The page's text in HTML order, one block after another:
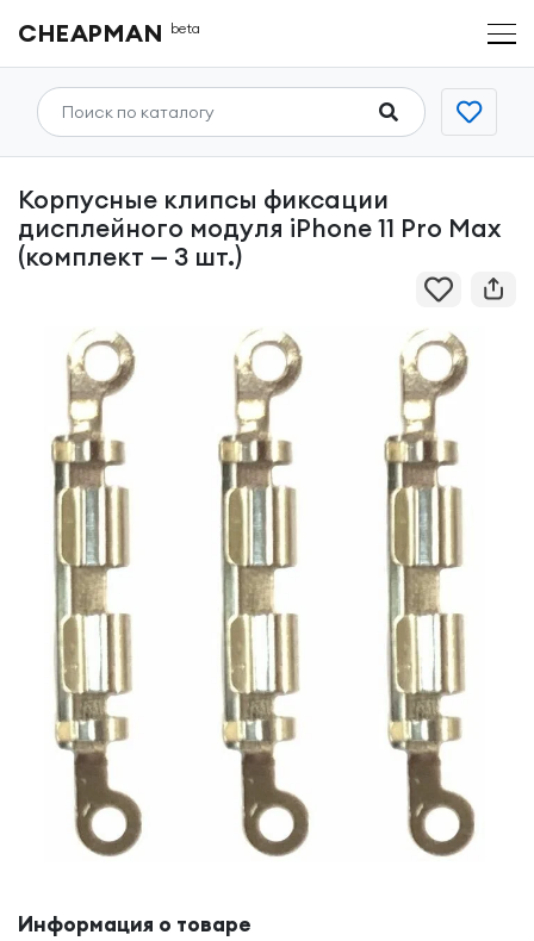
CHEAPMAN beta
Корпусные клипсы фиксации
дисплейного модуля iPhone 11 Pro Max
(комплект — 3 шт.)
Информация о товаре